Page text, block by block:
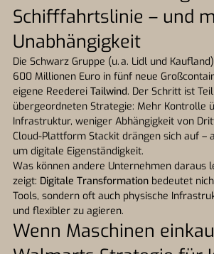
Schifffahrtslinie – und
Unabhängigkeit
Die Schwarz Gruppe (u. a. Lidl und
600 Millionen Euro in fünf neue
eigene Reederei Tailwind. Der Schritt ist
übergeordneten Strategie: Mehr Kontrolle
Infrastruktur, weniger Abhängigkeit von
Cloud-Plattform Stackit drängen sich auf –
um digitale Eigenständigkeit.
Was können andere Unternehmen daraus
zeigt: Digitale Transformation bedeutet
Tools, sondern oft auch physische
und flexibler zu agieren.
Wenn Maschinen